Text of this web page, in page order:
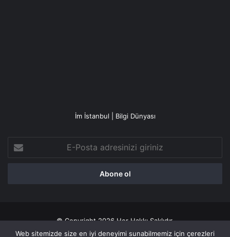
İm İstanbul | Bilgi Dünyası
Posta
adresinizi
© Copyright 2026 Her Hakkı Saklıdır.
Web sitemizde size en iyi deneyimi sunabilmemiz için çerezleri